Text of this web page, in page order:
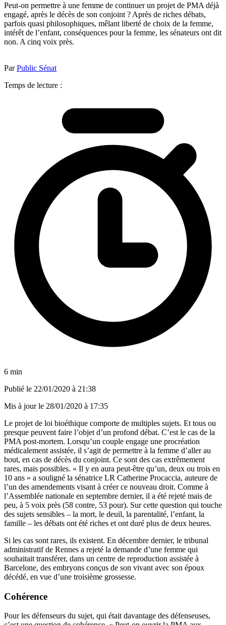
Peut-on permettre à une femme de continuer un projet de PMA déjà
engagé, après le décès de son conjoint ? Après de riches débats,
parfois quasi philosophiques, mêlant liberté de choix de la femme,
intérêt de l’enfant, conséquences pour la femme, les sénateurs ont dit
non. A cinq voix près.
ParPublic Sénat
Temps de lecture :
6 min
Publié le 22/01/2020 à 21:38
Mis à jour le 28/01/2020 à 17:35
Le projet de loi bioéthique comporte de multiples sujets. Et tous ou
presque peuvent faire l’objet d’un profond débat. C’est le cas de la
PMA post-mortem. Lorsqu’un couple engage une procréation
médicalement assistée, il s’agit de permettre à la femme d’aller au
bout, en cas de décès du conjoint. Ce sont des cas extrêmement
rares, mais possibles. « Il y en aura peut-être qu’un, deux ou trois en
10 ans » a souligné la sénatrice LR Catherine Procaccia, auteure de
l’un des amendements visant à créer ce nouveau droit. Comme à
l’Assemblée nationale en septembre dernier, il a été rejeté mais de
peu, à 5 voix près (58 contre, 53 pour). Sur cette question qui touche
des sujets sensibles – la mort, le deuil, la parentalité, l’enfant, la
famille – les débats ont été riches et ont duré plus de deux heures.
Si les cas sont rares, ils existent. En décembre dernier, le tribunal
administratif de Rennes a rejeté la demande d’une femme qui
souhaitait transférer, dans un centre de reproduction assistée à
Barcelone, des embryons conçus de son vivant avec son époux
décédé, en vue d’une troisième grossesse.
Cohérence
Pour les défenseurs du sujet, qui était davantage des défenseuses,